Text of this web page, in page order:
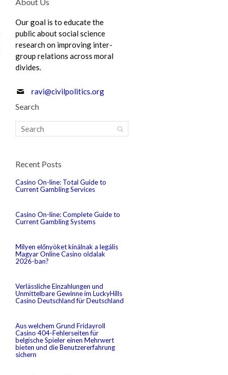
Our goal is to educate the
public about social science
research on improving inter-
group relations across moral
divides.
ravi@civilpolitics.org
Search
Recent Posts
Casino On-line: Total Guide to
Current Gambling Services
Casino On-line: Complete Guide to
Current Gambling Systems
Milyen előnyöket kínálnak a legális
Magyar Online Casino oldalak
2026-ban?
Verlässliche Einzahlungen und
Unmittelbare Gewinne im LuckyHills
Casino Deutschland für Deutschland
Aus welchem Grund Fridayroll
Casino 404-Fehlerseiten für
belgische Spieler einen Mehrwert
bieten und die Benutzererfahrung
sichern